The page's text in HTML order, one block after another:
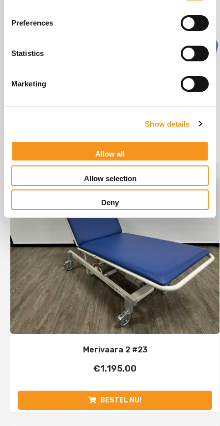
Preferences
Statistics
Marketing
Show details
Allow all
Allow selection
Deny
BESTEL NU!
Merivaara 2 #23
€1.195,00
BESTEL NU!